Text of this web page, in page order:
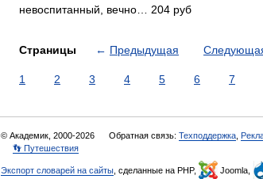
невоспитанный, вечно… 204 руб
Страницы ← Предыдущая
1 2 3 4 5 6 7
© Академик, 2000-2026 Обратная связь: Техподдержка
👣 Путешествия
Экспорт словарей на сайты , сделанные на PHP, Joomla,